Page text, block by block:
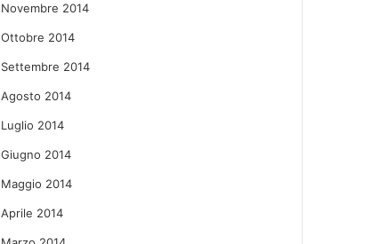
Novembre 2014
Ottobre 2014
Settembre 2014
Agosto 2014
Luglio 2014
Giugno 2014
Maggio 2014
Aprile 2014